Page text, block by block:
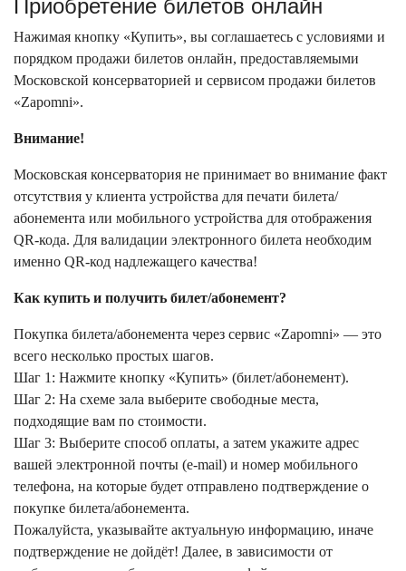
Приобретение билетов онлайн
Нажимая кнопку «Купить», вы соглашаетесь с условиями и
порядком продажи билетов онлайн, предоставляемыми
Московской консерваторией и сервисом продажи билетов
«Zapomni».
Внимание!
Московская консерватория не принимает во внимание факт
отсутствия у клиента устройства для печати билета/
абонемента или мобильного устройства для отображения
QR-кода. Для валидации электронного билета необходим
именно QR-код надлежащего качества!
Как купить и получить билет/абонемент?
Покупка билета/абонемента через сервис «Zapomni» — это
всего несколько простых шагов.
Шаг 1: Нажмите кнопку «Купить» (билет/абонемент).
Шаг 2: На схеме зала выберите свободные места,
подходящие вам по стоимости.
Шаг 3: Выберите способ оплаты, а затем укажите адрес
вашей электронной почты (e-mail) и номер мобильного
телефона, на которые будет отправлено подтверждение о
покупке билета/абонемента.
Пожалуйста, указывайте актуальную информацию, иначе
подтверждение не дойдёт! Далее, в зависимости от